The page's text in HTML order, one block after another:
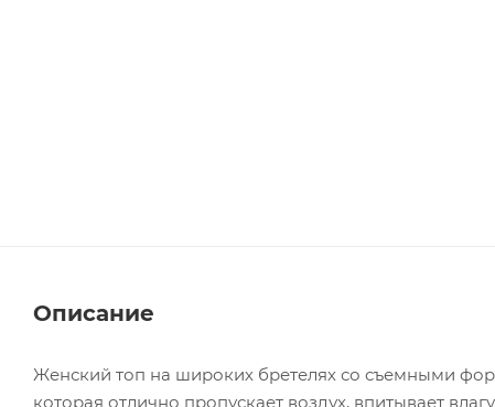
Описание
Женский топ на широких бретелях со съемными
которая отлично пропускает воздух, впитывает